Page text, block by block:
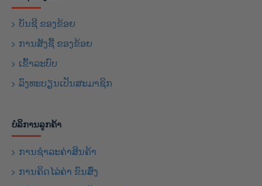
ບັນຊີ ຂອງຂ້ອຍ
ການສັງຊື້ ຂອງຂ້ອຍ
ເຂົ້າລະບົບ
ລົງທະບຽນເປັນສະມາຊິກ
ບໍລິການລູກຄ້າ
ການຊຳລະຄ່າສິນຄ້າ
ການຄິດໄລ່ຄ່າ ຂົນສົ່ງ